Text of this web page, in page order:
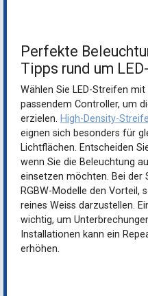
Perfekte
Tipps rund um
Wählen Sie LED-Streifen
passendem Controller, um
erzielen. High-Density-
eignen sich besonders für
Lichtflächen. Entscheiden
wenn Sie die Beleuchtung
einsetzen möchten. Bei der
RGBW-Modelle den Vorteil,
reines Weiss darzustellen.
wichtig, um
Installationen kann ein
erhöhen.